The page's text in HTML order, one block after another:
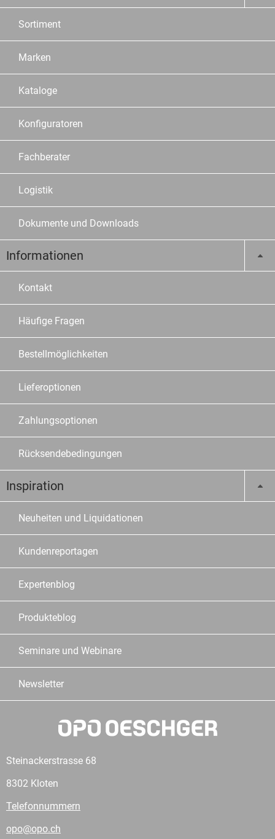
Sortiment
Marken
Kataloge
Konfiguratoren
Fachberater
Logistik
Dokumente und Downloads
Informationen
Kontakt
Häufige Fragen
Bestellmöglichkeiten
Lieferoptionen
Zahlungsoptionen
Rücksendebedingungen
Inspiration
Neuheiten und Liquidationen
Kundenreportagen
Expertenblog
Produkteblog
Seminare und Webinare
Newsletter
Steinackerstrasse 68
8302 Kloten
Telefonnummern
opo@opo.ch